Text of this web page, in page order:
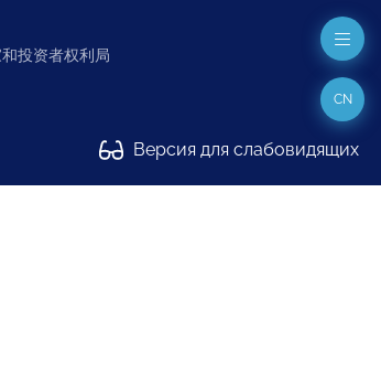
投资者权利局
Версия для слабовидящих
CN